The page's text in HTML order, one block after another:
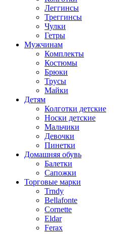
Леггинсы
Треггинсы
Чулки
Гетры
Мужчинам
Комплекты
Костюмы
Брюки
Трусы
Майки
Детям
Колготки детские
Носки детские
Мальчики
Девочки
Пинетки
Домашняя обувь
Балетки
Сапожки
Торговые марки
Trndy
Bellafonte
Cornette
Eldar
Ferax